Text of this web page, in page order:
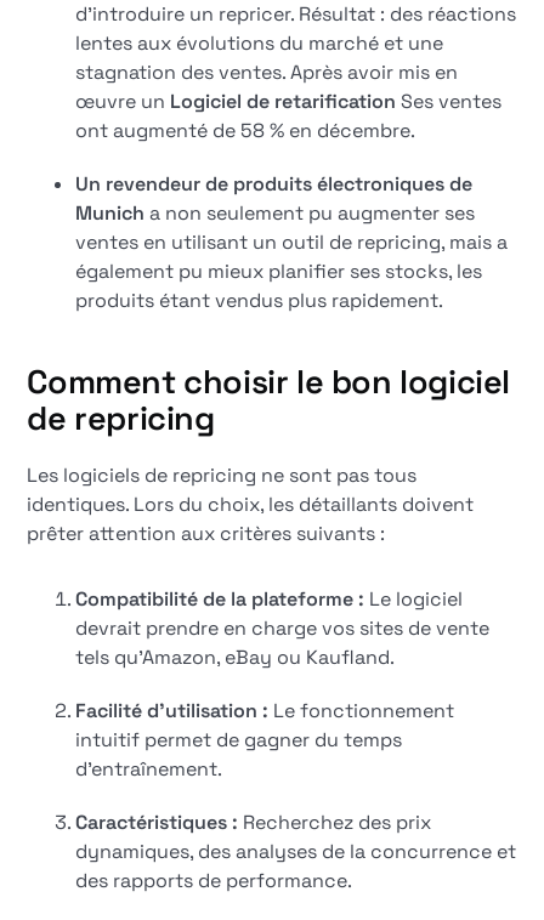
d'introduire un repricer. Résultat : des réactions
lentes aux évolutions du marché et une
stagnation des ventes. Après avoir mis en
œuvre un Logiciel de retarification Ses ventes
ont augmenté de 58 % en décembre.
Un revendeur de produits électroniques de
Munich a non seulement pu augmenter ses
ventes en utilisant un outil de repricing, mais a
également pu mieux planifier ses stocks, les
produits étant vendus plus rapidement.
Comment choisir le bon logiciel
de repricing
Les logiciels de repricing ne sont pas tous
identiques. Lors du choix, les détaillants doivent
prêter attention aux critères suivants :
Compatibilité de la plateforme : Le logiciel
devrait prendre en charge vos sites de vente
tels qu'Amazon, eBay ou Kaufland.
Facilité d'utilisation : Le fonctionnement
intuitif permet de gagner du temps
d'entraînement.
Caractéristiques : Recherchez des prix
dynamiques, des analyses de la concurrence et
des rapports de performance.